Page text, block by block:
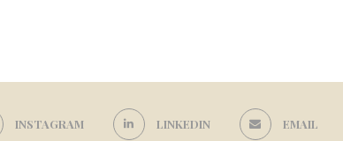
INSTAGRAM LINKEDIN EMAIL